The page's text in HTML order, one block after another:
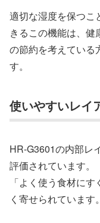
適切な湿度を保つこ
きるこの機能は、
の節約を考えている
す。
使いやすいレイ
HR-G3601の内部レ
評価されています。
「よく使う食材に
く寄せられています。